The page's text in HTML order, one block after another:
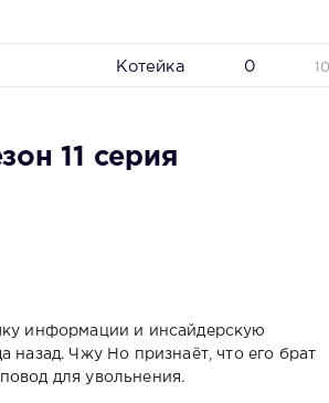
Котейка 0
11 серия
информации и инсайдерскую
назад. Чжу Но признаёт, что его брат
для увольнения.